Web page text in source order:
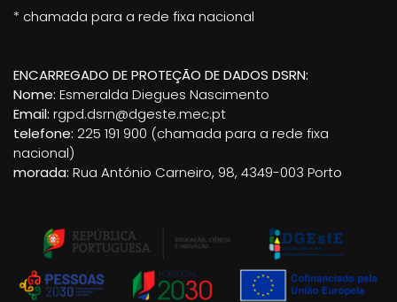
* chamada para a rede fixa nacional
ENCARREGADO DE PROTEÇÃO DE DADOS DSRN:
Nome: Esmeralda Diegues Nascimento
Email: rgpd.dsrn@dgeste.mec.pt
telefone: 225 191 900 (chamada para a rede fixa
nacional)
morada: Rua António Carneiro, 98, 4349-003 Porto